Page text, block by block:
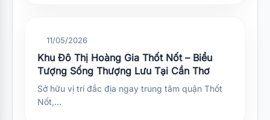
11/05/2026
Khu Đô Thị Hoàng Gia Thốt Nốt – Biểu
Tượng Sống Thượng Lưu Tại Cần Thơ
Sở hữu vị trí đắc địa ngay trung tâm quận Thốt
Nốt,…